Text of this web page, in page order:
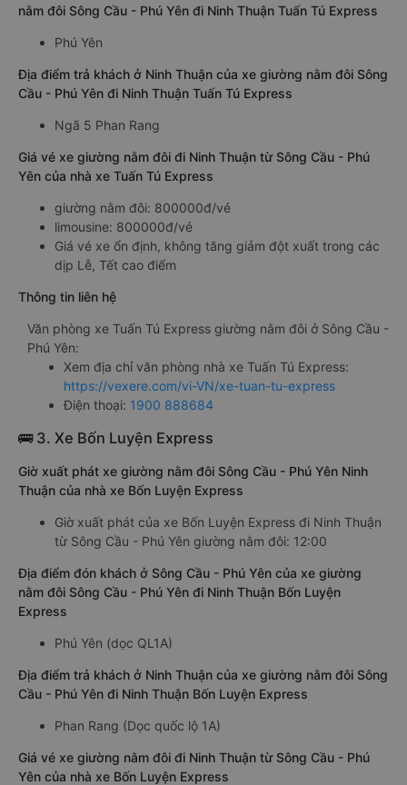
nằm đôi Sông Cầu - Phú Yên đi Ninh Thuận Tuấn Tú Express
Phú Yên
Địa điểm trả khách ở Ninh Thuận của xe giường nằm đôi Sông
Cầu - Phú Yên đi Ninh Thuận Tuấn Tú Express
Ngã 5 Phan Rang
Giá vé xe giường nằm đôi đi Ninh Thuận từ Sông Cầu - Phú
Yên của nhà xe Tuấn Tú Express
giường nằm đôi: 800000đ/vé
limousine: 800000đ/vé
Giá vé xe ổn định, không tăng giảm đột xuất trong các
dịp Lễ, Tết cao điểm
Thông tin liên hệ
Văn phòng xe Tuấn Tú Express giường nằm đôi ở Sông Cầu -
Phú Yên:
Xem địa chỉ văn phòng nhà xe Tuấn Tú Express:
https://vexere.com/vi-VN/xe-tuan-tu-express
Điện thoại: 1900 888684
🚌 3. Xe Bốn Luyện Express
Giờ xuất phát xe giường nằm đôi Sông Cầu - Phú Yên Ninh
Thuận của nhà xe Bốn Luyện Express
Giờ xuất phát của xe Bốn Luyện Express đi Ninh Thuận
từ Sông Cầu - Phú Yên giường nằm đôi: 12:00
Địa điểm đón khách ở Sông Cầu - Phú Yên của xe giường
nằm đôi Sông Cầu - Phú Yên đi Ninh Thuận Bốn Luyện
Express
Phú Yên (dọc QL1A)
Địa điểm trả khách ở Ninh Thuận của xe giường nằm đôi Sông
Cầu - Phú Yên đi Ninh Thuận Bốn Luyện Express
Phan Rang (Dọc quốc lộ 1A)
Giá vé xe giường nằm đôi đi Ninh Thuận từ Sông Cầu - Phú
Yên của nhà xe Bốn Luyện Express